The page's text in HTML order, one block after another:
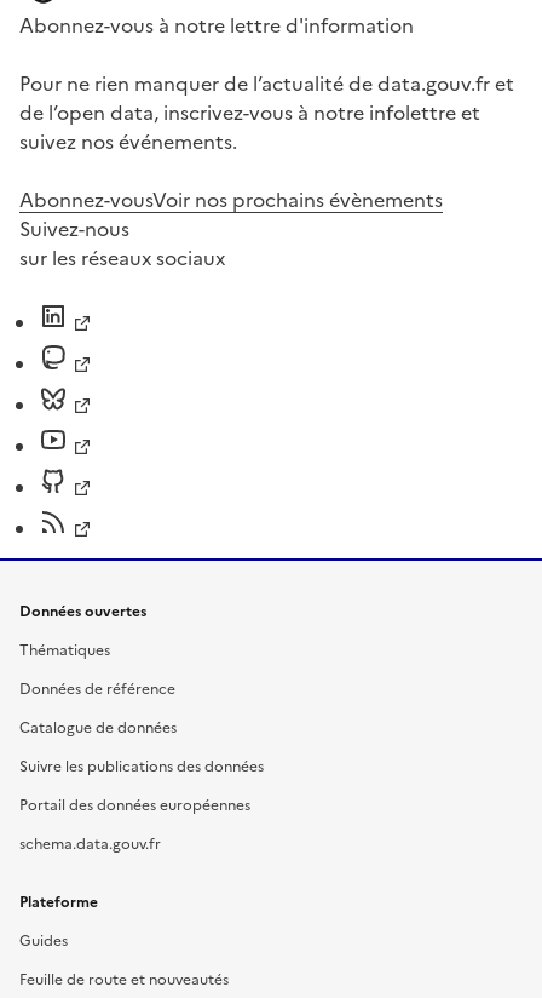
Abonnez-vous à notre lettre d'information
Pour ne rien manquer de l’actualité de data.gouv.fr et
de l’open data, inscrivez-vous à notre infolettre et
suivez nos événements.
Abonnez-vousVoir nos prochains évènements
Suivez-nous
sur les réseaux sociaux
Données ouvertes
Thématiques
Données de référence
Catalogue de données
Suivre les publications des données
Portail des données européennes
schema.data.gouv.fr
Plateforme
Guides
Feuille de route et nouveautés